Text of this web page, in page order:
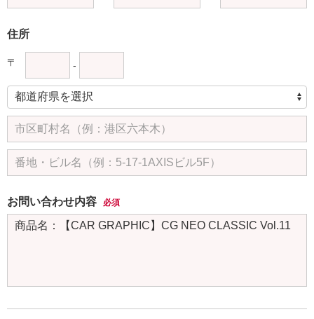
住所
〒 -
お問い合わせ内容 必須